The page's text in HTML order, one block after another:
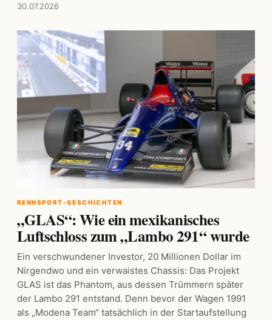
30.07.2026
RENNSPORT-GESCHICHTEN
„GLAS“: Wie ein mexikanisches
Luftschloss zum „Lambo 291“ wurde
Ein verschwundener Investor, 20 Millionen Dollar im
Nirgendwo und ein verwaistes Chassis: Das Projekt
GLAS ist das Phantom, aus dessen Trümmern später
der Lambo 291 entstand. Denn bevor der Wagen 1991
als „Modena Team“ tatsächlich in der Startaufstellung